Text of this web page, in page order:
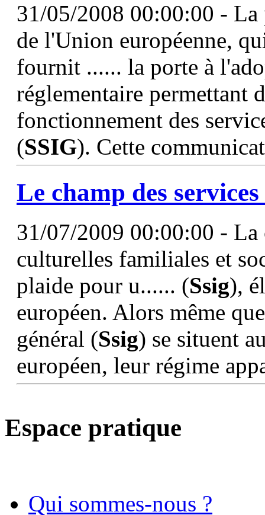
31/05/2008 00:00:00 - La
de l'Union européenne,
fournit ...... la porte à
réglementaire permettant
fonctionnement des
(SSIG). Cette
Le champ des
31/07/2009 00:00:00 - La
culturelles familiales et
plaide pour u...... (Ssig),
européen. Alors même
général (Ssig) se situent
européen, leur régime
Espace pratique
Qui sommes-nous ?